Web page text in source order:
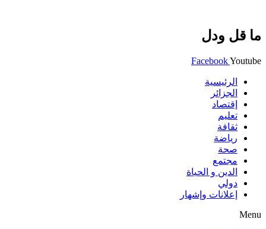
ما قل ودل
FacebookYoutube
الرئيسية
الجزائر
إقتصاد
تعليم
ثقافة
رياضة
صحة
مجتمع
الدين و الحياة
دولي
إعلانات وإشهار
Menu